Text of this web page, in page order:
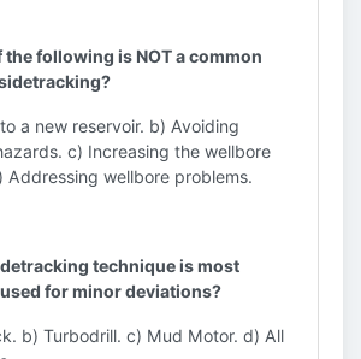
the following is NOT a common
a new reservoir. b) Avoiding
c) Increasing the wellbore
Addressing wellbore problems.
technique is most
for minor deviations?
b) Turbodrill. c) Mud Motor. d) All